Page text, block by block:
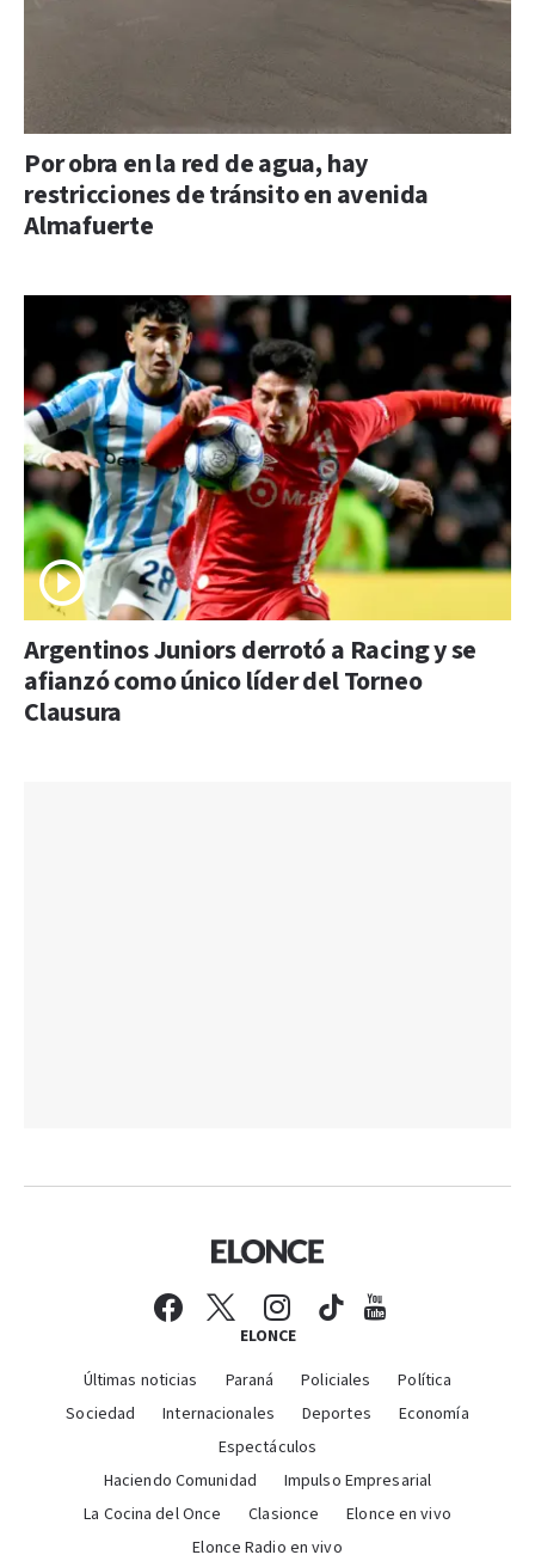
Por obra en la red de agua, hay
restricciones de tránsito en avenida
Almafuerte
Argentinos Juniors derrotó a Racing y se
afianzó como único líder del Torneo
Clausura
ELONCE
Últimas noticias Paraná Policiales
Política
Sociedad
Internacionales Deportes
Economía
Espectáculos
Haciendo Comunidad
Impulso Empresarial
La Cocina del Once
Clasionce
Elonce en vivo
Elonce Radio en vivo